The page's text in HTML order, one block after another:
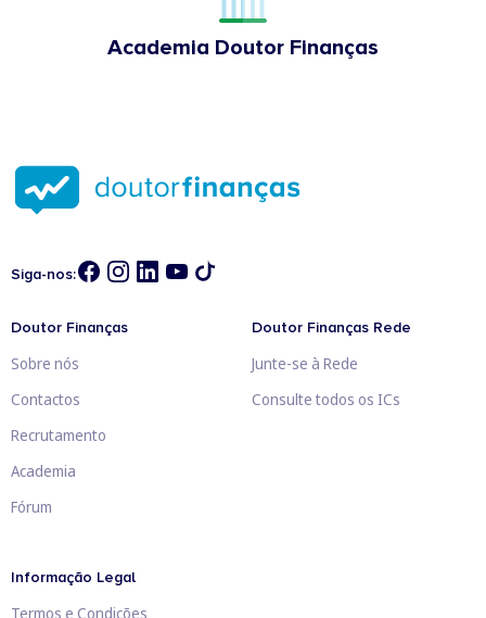
Academia Doutor Finanças
Siga-nos:
Doutor Finanças
Sobre nós
Contactos
Recrutamento
Academia
Fórum
Doutor Finanças Rede
Junte-se à Rede
Consulte todos os ICs
Informação Legal
Termos e Condições